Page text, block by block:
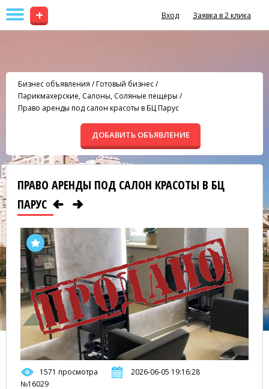
+ Вход Заявка в 2 клика
Бизнес объявления /Готовый бизнес/
Парикмахерские, Салоны, Соляные пещеры /
Право аренды под салон красоты в БЦ Парус
ДОБАВИТЬ ОБЪЯВЛЕНИЕ
ПРАВО АРЕНДЫ ПОД САЛОН КРАСОТЫ В БЦ
ПАРУС
1571 просмотра
2026-06-05 19:16:28
№16029